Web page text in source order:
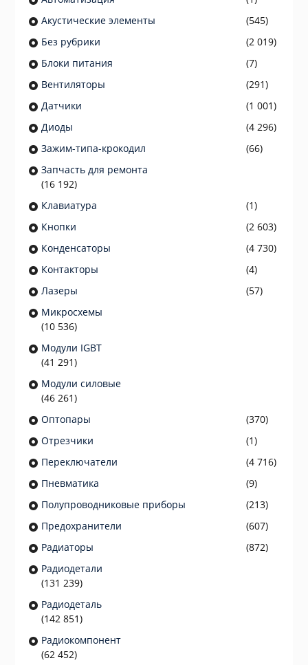
Акустические элементы
(545)
Без рубрики
(2 019)
Блоки питания
(7)
Вентиляторы
(291)
Датчики
(1 001)
Диоды
(4 296)
Зажим-типа-крокодил
(66)
Запчасть для ремонта
(16 192)
Клавиатура
(1)
Кнопки
(2 603)
Конденсаторы
(4 730)
Контакторы
(4)
Лазеры
(57)
Микросхемы
(10 536)
Модули IGBT
(41 291)
Модули силовые
(46 261)
Оптопары
(370)
Отрезчики
(1)
Переключатели
(4 716)
Пневматика
(9)
Полупроводниковые приборы
(213)
Предохранители
(607)
Радиаторы
(872)
Радиодетали
(131 239)
Радиодеталь
(142 851)
Радиокомпонент
(62 452)